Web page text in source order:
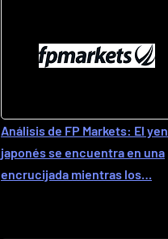
Análisis de FP Markets: El yen
japonés se encuentra en una
encrucijada mientras los…